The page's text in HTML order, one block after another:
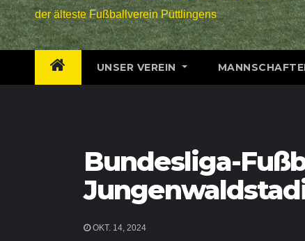
der älteste Fußballverein Püttlingens
UNSER VEREIN
Bundesliga-
OKT. 14, 2024